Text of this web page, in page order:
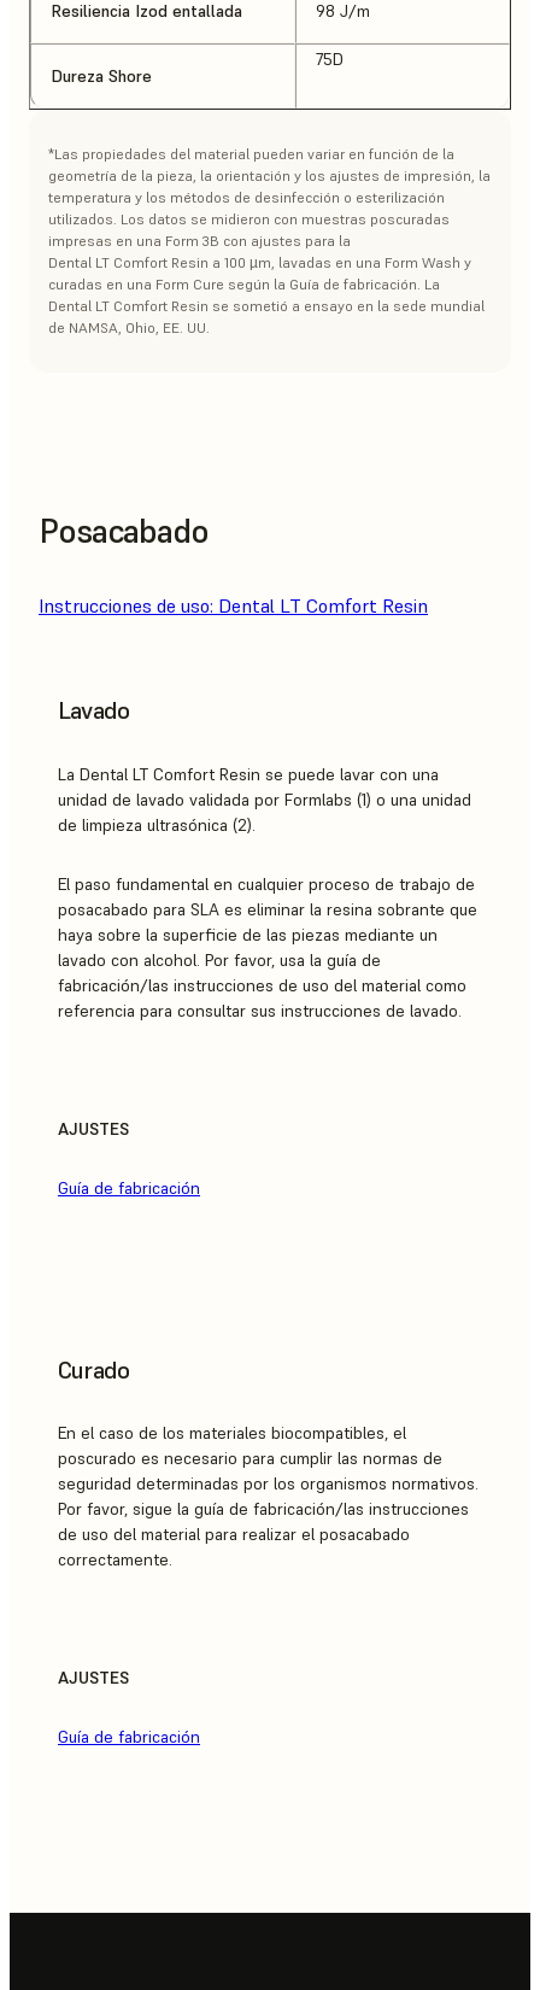
Resiliencia Izod entallada 98 J/m
Dureza Shore
75D
*Las propiedades del material pueden variar en función de la
geometría de la pieza, la orientación y los ajustes de impresión, la
temperatura y los métodos de desinfección o esterilización
utilizados. Los datos se midieron con muestras poscuradas
impresas en una Form 3B con ajustes para la
Dental LT Comfort Resin a 100 µm, lavadas en una Form Wash y
curadas en una Form Cure según la Guía de fabricación. La
Dental LT Comfort Resin se sometió a ensayo en la sede mundial
de NAMSA, Ohio, EE. UU.
Posacabado
Instrucciones de uso: Dental LT Comfort Resin
Lavado
La Dental LT Comfort Resin se puede lavar con una
unidad de lavado validada por Formlabs (1) o una unidad
de limpieza ultrasónica (2).
El paso fundamental en cualquier proceso de trabajo de
posacabado para SLA es eliminar la resina sobrante que
haya sobre la superficie de las piezas mediante un
lavado con alcohol. Por favor, usa la guía de
fabricación/las instrucciones de uso del material como
referencia para consultar sus instrucciones de lavado.
AJUSTES
Guía de fabricación
Curado
En el caso de los materiales biocompatibles, el
poscurado es necesario para cumplir las normas de
seguridad determinadas por los organismos normativos.
Por favor, sigue la guía de fabricación/las instrucciones
de uso del material para realizar el posacabado
correctamente.
AJUSTES
Guía de fabricación